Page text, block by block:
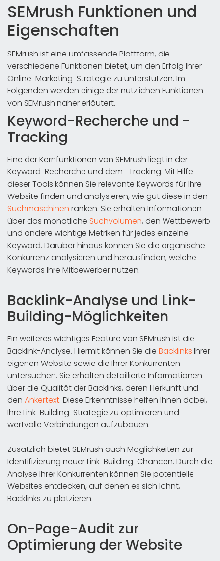
SEMrush Funktionen und
Eigenschaften
SEMrush ist eine umfassende Plattform, die
verschiedene Funktionen bietet, um den Erfolg Ihrer
Online-Marketing-Strategie zu unterstützen. Im
Folgenden werden einige der nützlichen Funktionen
von SEMrush näher erläutert.
Keyword-Recherche und -
Tracking
Eine der Kernfunktionen von SEMrush liegt in der
Keyword-Recherche und dem -Tracking. Mit Hilfe
dieser Tools können Sie relevante Keywords für Ihre
Website finden und analysieren, wie gut diese in den
Suchmaschinen ranken. Sie erhalten Informationen
über das monatliche Suchvolumen, den Wettbewerb
und andere wichtige Metriken für jedes einzelne
Keyword. Darüber hinaus können Sie die organische
Konkurrenz analysieren und herausfinden, welche
Keywords Ihre Mitbewerber nutzen.
Backlink-Analyse und Link-
Building-Möglichkeiten
Ein weiteres wichtiges Feature von SEMrush ist die
Backlink-Analyse. Hiermit können Sie die Backlinks Ihrer
eigenen Website sowie die Ihrer Konkurrenten
untersuchen. Sie erhalten detaillierte Informationen
über die Qualität der Backlinks, deren Herkunft und
den Ankertext. Diese Erkenntnisse helfen Ihnen dabei,
Ihre Link-Building-Strategie zu optimieren und
wertvolle Verbindungen aufzubauen.
Zusätzlich bietet SEMrush auch Möglichkeiten zur
Identifizierung neuer Link-Building-Chancen. Durch die
Analyse Ihrer Konkurrenten können Sie potentielle
Websites entdecken, auf denen es sich lohnt,
Backlinks zu platzieren.
On-Page-Audit zur
Optimierung der Website